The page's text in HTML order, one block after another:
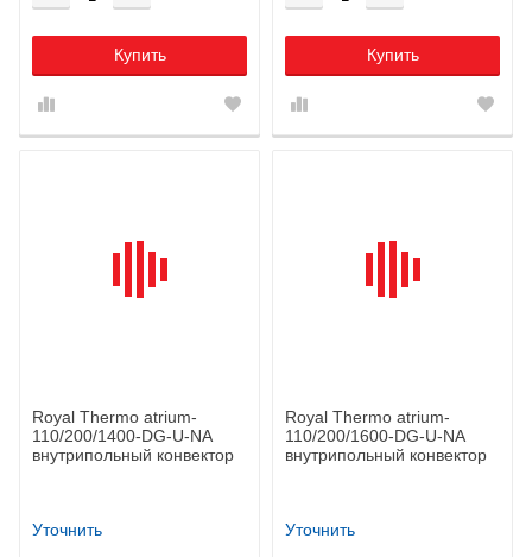
Купить Купить
Royal Thermo atrium-
110/200/1400-DG-U-NA
внутрипольный конвектор
Уточнить
Royal Thermo atrium-
110/200/1600-DG-U-NA
внутрипольный конвектор
Уточнить